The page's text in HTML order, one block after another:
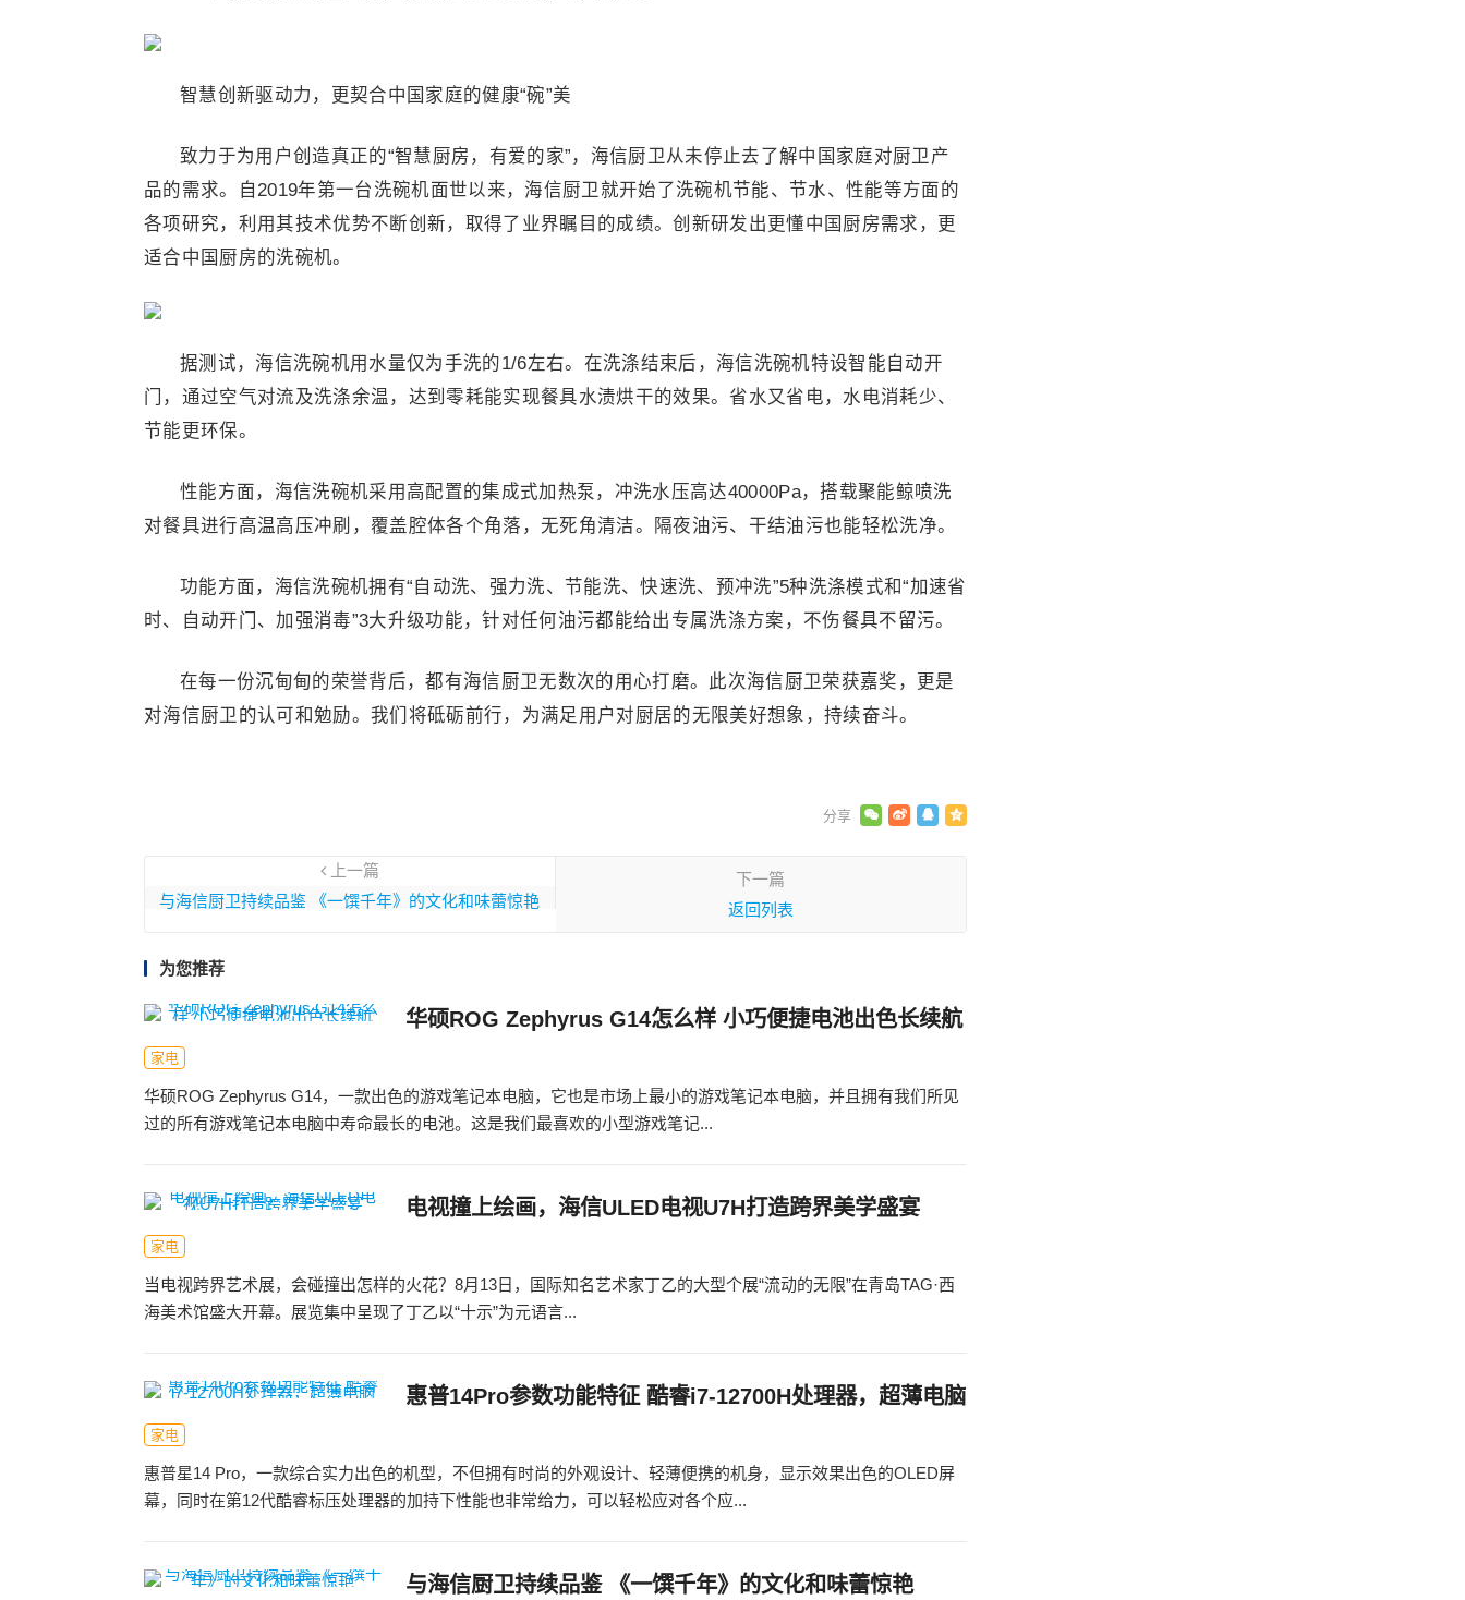
智慧创新驱动力，更契合中国家庭的健康“碗”美
致力于为用户创造真正的“智慧厨房，有爱的家”，海信厨卫从未停止去了解中国家庭对厨卫产
品的需求。自2019年第一台洗碗机面世以来，海信厨卫就开始了洗碗机节能、节水、性能等方面的
各项研究，利用其技术优势不断创新，取得了业界瞩目的成绩。创新研发出更懂中国厨房需求，更
适合中国厨房的洗碗机。
据测试，海信洗碗机用水量仅为手洗的1/6左右。在洗涤结束后，海信洗碗机特设智能自动开
门，通过空气对流及洗涤余温，达到零耗能实现餐具水渍烘干的效果。省水又省电，水电消耗少、
节能更环保。
性能方面，海信洗碗机采用高配置的集成式加热泵，冲洗水压高达40000Pa，搭载聚能鲸喷洗
对餐具进行高温高压冲刷，覆盖腔体各个角落，无死角清洁。隔夜油污、干结油污也能轻松洗净。
功能方面，海信洗碗机拥有“自动洗、强力洗、节能洗、快速洗、预冲洗”5种洗涤模式和“加速省
时、自动开门、加强消毒”3大升级功能，针对任何油污都能给出专属洗涤方案，不伤餐具不留污。
在每一份沉甸甸的荣誉背后，都有海信厨卫无数次的用心打磨。此次海信厨卫荣获嘉奖，更是
对海信厨卫的认可和勉励。我们将砥砺前行，为满足用户对厨居的无限美好想象，持续奋斗。
上一篇
与海信厨卫持续品鉴 《一馔千年》的文化和味蕾惊艳
下一篇
返回列表
为您推荐
华硕ROG Zephyrus G14怎么样 小巧便捷电池出色长续航
家电
华硕ROG Zephyrus G14，一款出色的游戏笔记本电脑，它也是市场上最小的游戏笔记本电脑，并且拥有我们所见
过的所有游戏笔记本电脑中寿命最长的电池。这是我们最喜欢的小型游戏笔记...
电视撞上绘画，海信ULED电视U7H打造跨界美学盛宴
家电
当电视跨界艺术展，会碰撞出怎样的火花？8月13日，国际知名艺术家丁乙的大型个展“流动的无限”在青岛TAG·西
海美术馆盛大开幕。展览集中呈现了丁乙以“十示”为元语言...
惠普14Pro参数功能特征 酷睿i7-12700H处理器，超薄电脑
家电
惠普星14 Pro，一款综合实力出色的机型，不但拥有时尚的外观设计、轻薄便携的机身，显示效果出色的OLED屏
幕，同时在第12代酷睿标压处理器的加持下性能也非常给力，可以轻松应对各个应...
与海信厨卫持续品鉴 《一馔千年》的文化和味蕾惊艳